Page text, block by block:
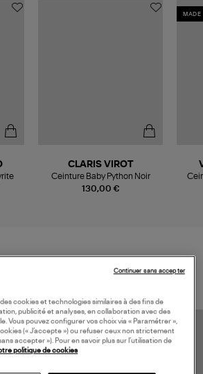
130,00 €
CLARIS VIROT
Ceinture Baby Python Noir
MADE
cookies et technologies similaires à des fins de
publicité et analyses, en collaboration avec des
Vous pouvez configurer vos choix via « Paramétrer »,
(« J’accepte ») ou refuser ceux non strictement
accepter »). Pour en savoir plus sur l’utilisation de
politique de cookies
Continuer sans accepter